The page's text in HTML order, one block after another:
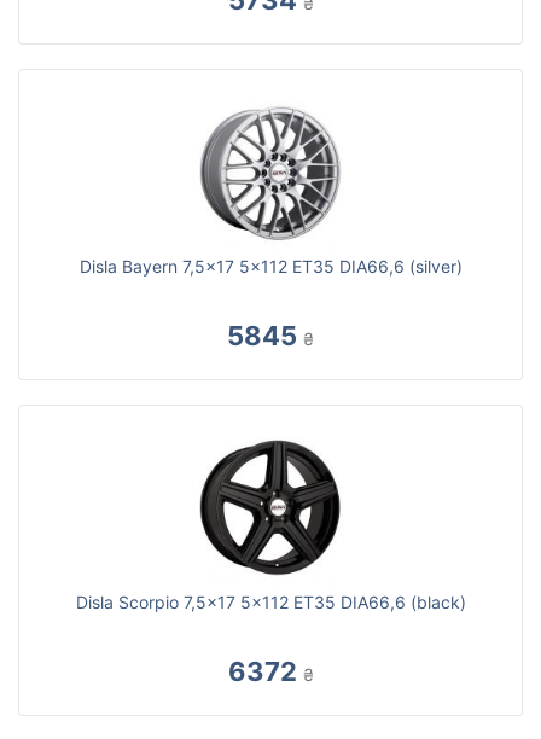
Disla Bayern 7,5x17 5x112 ET35 DIA66,6 (silver)
5845 ₴
Disla Scorpio 7,5x17 5x112 ET35 DIA66,6 (black)
6372 ₴